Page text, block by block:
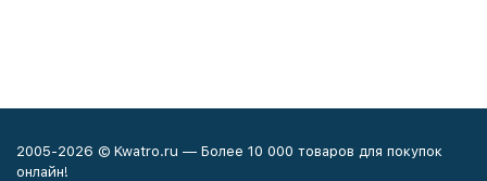
2005-2026 © Kwatro.ru — Более 10 000 товаров для покупок
онлайн!